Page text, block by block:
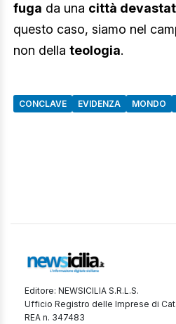
fuga da una città
questo caso, siamo nel
non della teologia.
CONCLAVE EVIDENZA MONDO
Editore: NEWSICILIA S.R.L.S.
Ufficio Registro delle Imprese di
REA n. 347483